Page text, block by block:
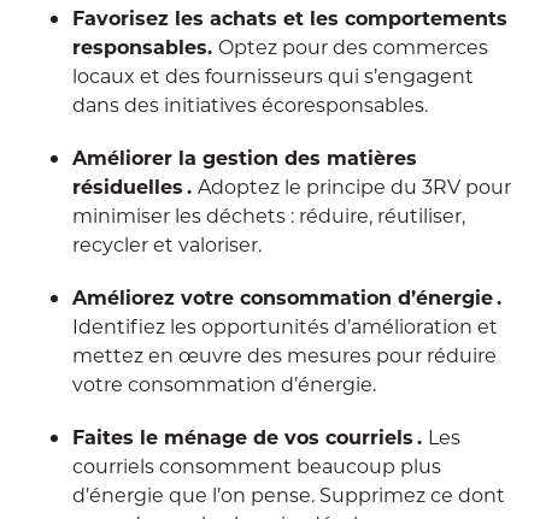
Favorisez les achats et les comportements
responsables. Optez pour des commerces
locaux et des fournisseurs qui s’engagent
dans des initiatives écoresponsables.
Améliorer la gestion des matières
résiduelles . Adoptez le principe du 3RV pour
minimiser les déchets : réduire, réutiliser,
recycler et valoriser.
Améliorez votre consommation d’énergie .
Identifiez les opportunités d’amélioration et
mettez en œuvre des mesures pour réduire
votre consommation d’énergie.
Faites le ménage de vos courriels . Les
courriels consomment beaucoup plus
d’énergie que l’on pense. Supprimez ce dont